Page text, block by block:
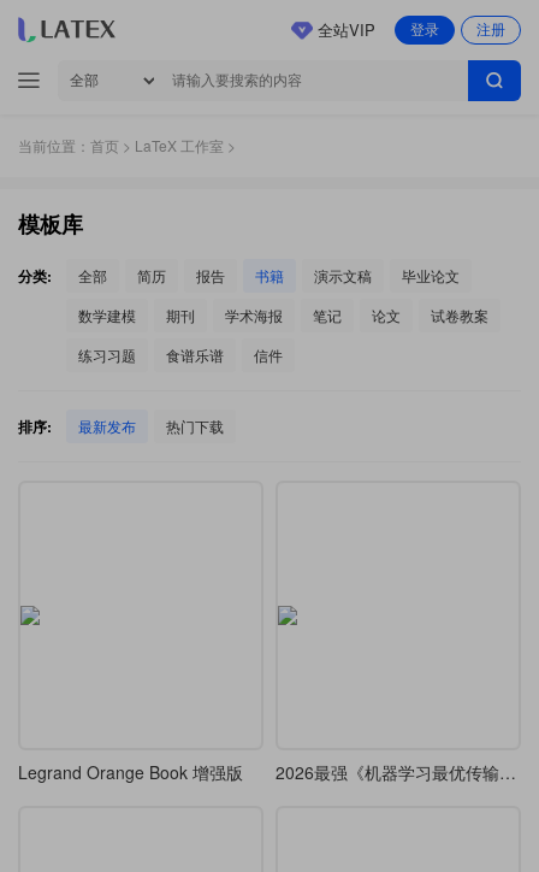
登录 注册
全站VIP
当前位置： 首页 > LaTeX 工作室 >
模板库
分类: 全部 简历 报告 书籍 演示文稿
毕业论文
数学建模
期刊 学术海报 笔记 论文
试卷教案
练习习题
食谱乐谱 信件
排序: 最新发布 热门下载
Legrand Orange Book 增强版 2026最强《机器学习最优传输》神级教材，LaTeX 排版代码全开源